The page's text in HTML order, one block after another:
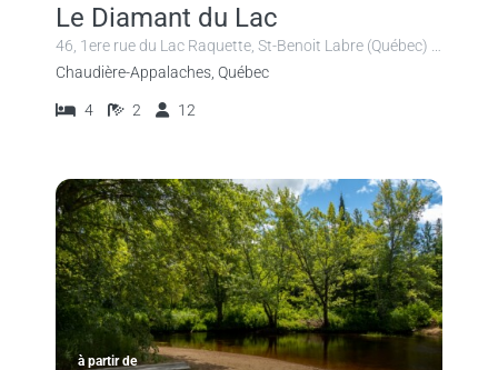
Le Diamant du Lac
Chaudière-Appalaches, Québec
4 2 12
à partir de